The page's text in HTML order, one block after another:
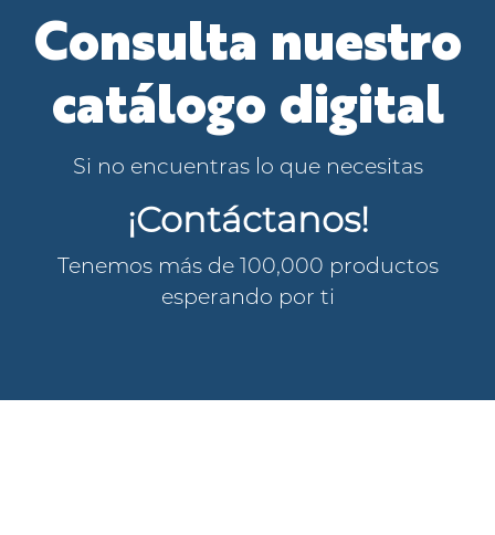
Consulta nuestro
catálogo digital
Si no encuentras lo que necesitas
¡Contáctanos!
Tenemos más de 100,000 productos
esperando por ti